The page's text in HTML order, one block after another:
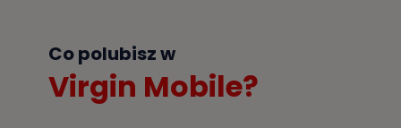
Co polubisz w
Virgin Mobile?